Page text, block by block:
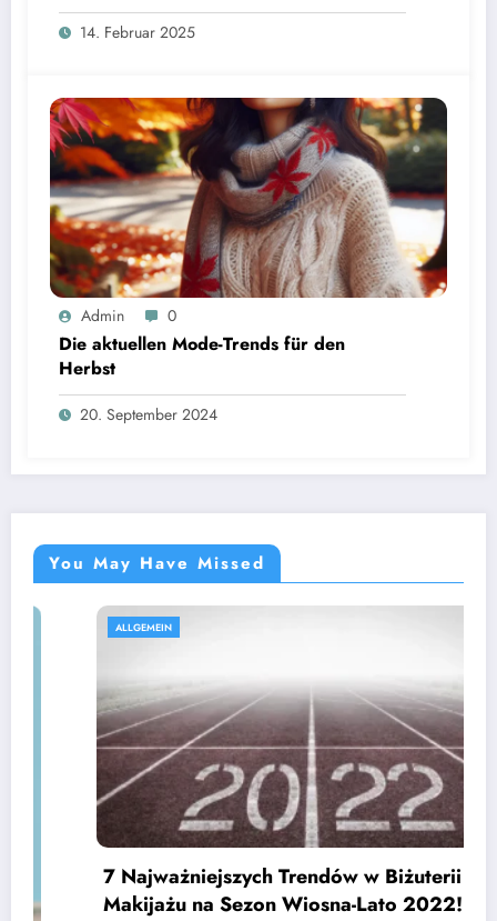
14. Februar 2025
Admin 0
Die aktuellen Mode-Trends für den
Herbst
20. September 2024
You May Have Missed
7 Najważniejszych Trendów w Biżuterii i
Makijażu na Sezon Wiosna-Lato 2022!